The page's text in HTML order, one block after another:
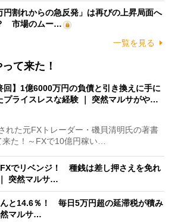
円割れからの急反発」は再びの上昇局面へ
市場のムー…
一覧を見る
て来た！
回】1億6000万円の負債と引き換えに手に
プライスレスな経験 ｜ 突然マルサがや…
た元FXトレーダー・磯貝清明氏の著書
来た！～FXで10億円稼い…
FXでリベンジ！ 種銭は差し押さえを免れ
突然マルサ…
んと14.6％！ 毎日5万円超の延滞税が積み
マルサ…